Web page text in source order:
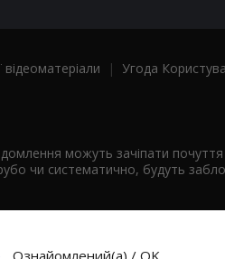
відеоматеріали | Угода
можуть зачіпати
чи систематично, будуть
Ознайомлений(а) / OK